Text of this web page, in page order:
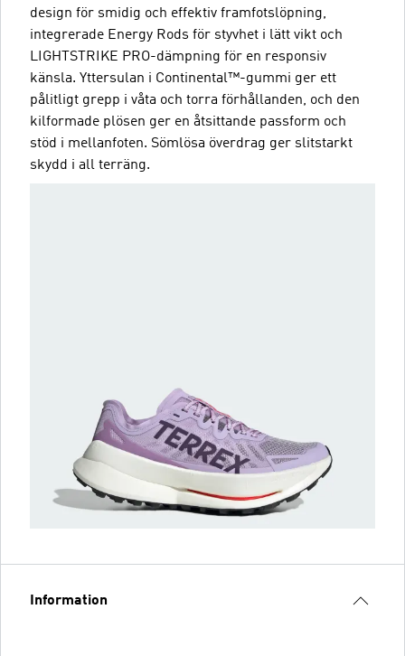
design för smidig och effektiv framfotslöpning,
integrerade Energy Rods för styvhet i lätt vikt och
LIGHTSTRIKE PRO-dämpning för en responsiv
känsla. Yttersulan i Continental™-gummi ger ett
pålitligt grepp i våta och torra förhållanden, och den
kilformade plösen ger en åtsittande passform och
stöd i mellanfoten. Sömlösa överdrag ger slitstarkt
skydd i all terräng.
Information